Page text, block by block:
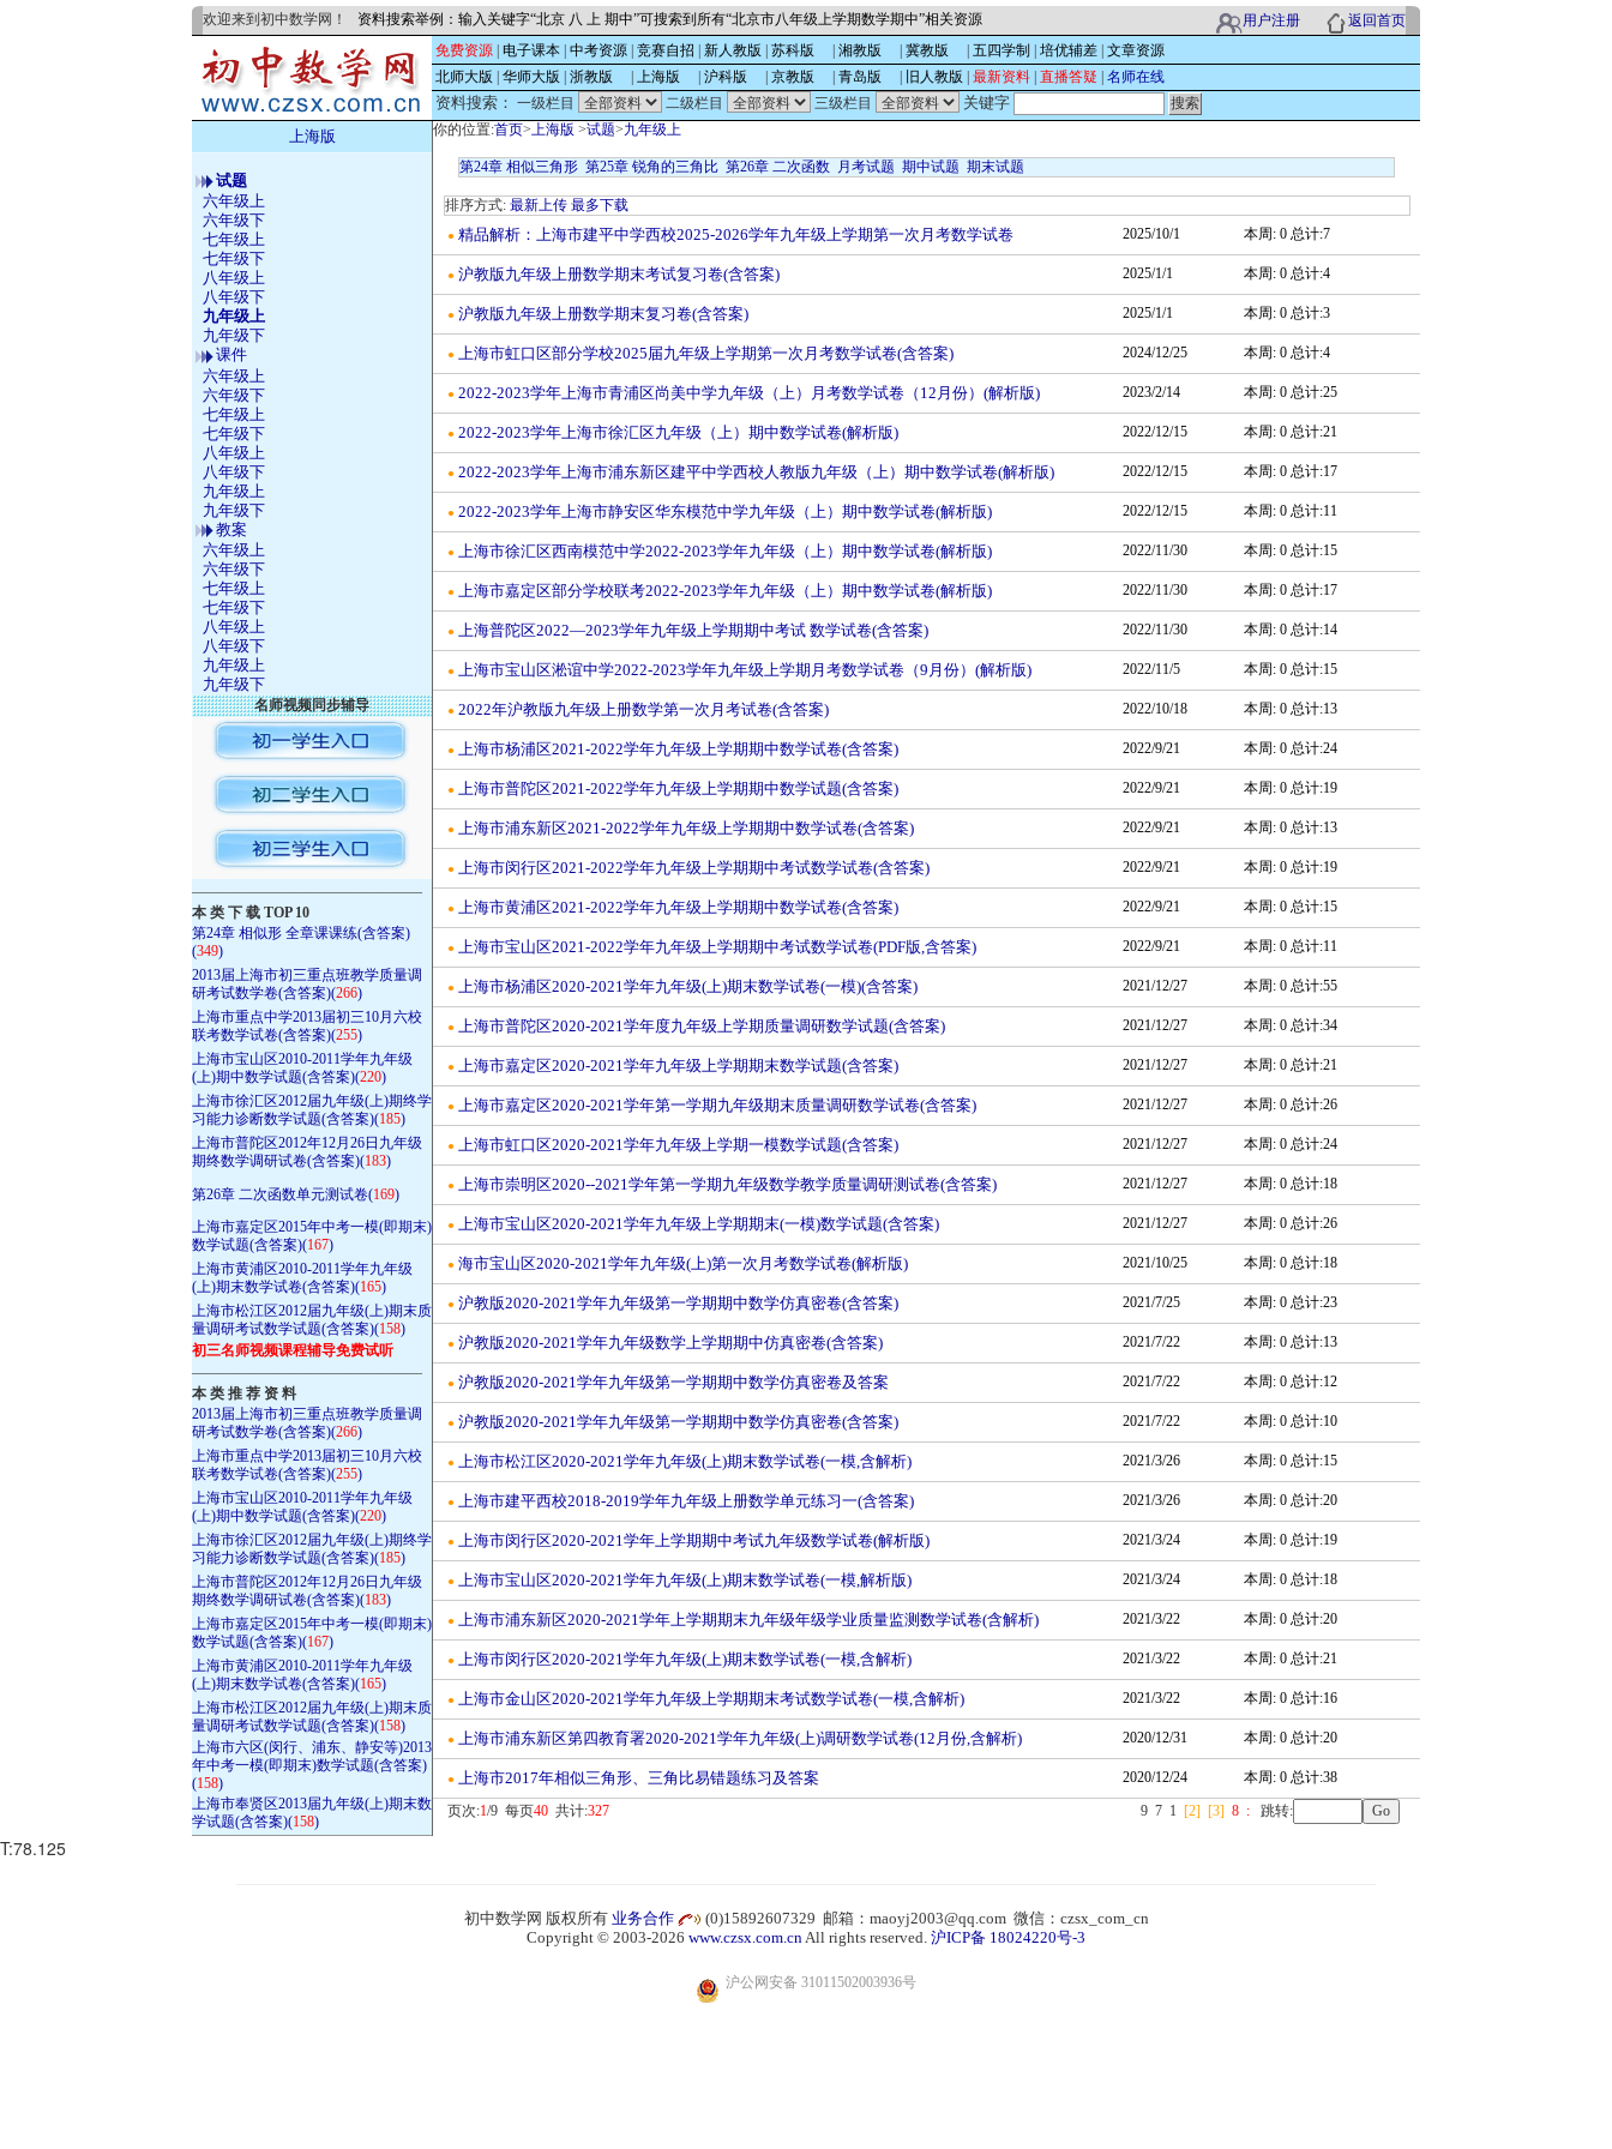
欢迎来到初中数学网！ 资料搜索举例：输入关键字“北京 八 上 期中”可搜索到所有“北京市八年级上学期数学期中”相关资源 用户注册
返回首页
免费资源 电子课本 中考资源 竞赛自招 新人教版 苏科版 湘教版 冀教版 五四学制 培优辅差 文章资源
北师大版
华师大版 浙教版 上海版 沪科版 京教版 青岛版 旧人教版 最新资料 直播答疑 名师在线
资料搜索： 一级栏目 二级栏目 三级栏目
关键字
上海版
试题
六年级上
六年级下
七年级上
七年级下
八年级上
八年级下
九年级上
九年级下
课件
六年级上
六年级下
七年级上
七年级下
八年级上
八年级下
九年级上
九年级下
教案
六年级上
六年级下
七年级上
七年级下
八年级上
八年级下
九年级上
九年级下
名师视频同步辅导
————————————————
本 类 下 载 TOP 10
第24章 相似形 全章课课练(含答案)
(349)
2013届上海市初三重点班教学质量调
研考试数学卷(含答案)(266)
上海市重点中学2013届初三10月六校
联考数学试卷(含答案)(255)
上海市宝山区2010-2011学年九年级
(上)期中数学试题(含答案)(220)
上海市徐汇区2012届九年级(上)期终学
习能力诊断数学试题(含答案)(185)
上海市普陀区2012年12月26日九年级
期终数学调研试卷(含答案)(183)
第26章 二次函数单元测试卷(169)
上海市嘉定区2015年中考一模(即期末)
数学试题(含答案)(167)
上海市黄浦区2010-2011学年九年级
(上)期末数学试卷(含答案)(165)
上海市松江区2012届九年级(上)期末质
量调研考试数学试题(含答案)(158)
初三名师视频课程辅导免费试听
————————————————
本 类 推 荐 资 料
2013届上海市初三重点班教学质量调
研考试数学卷(含答案)(266)
上海市重点中学2013届初三10月六校
联考数学试卷(含答案)(255)
上海市宝山区2010-2011学年九年级
(上)期中数学试题(含答案)(220)
上海市徐汇区2012届九年级(上)期终学
习能力诊断数学试题(含答案)(185)
上海市普陀区2012年12月26日九年级
期终数学调研试卷(含答案)(183)
上海市嘉定区2015年中考一模(即期末)
数学试题(含答案)(167)
上海市黄浦区2010-2011学年九年级
(上)期末数学试卷(含答案)(165)
上海市松江区2012届九年级(上)期末质
量调研考试数学试题(含答案)(158)
上海市六区(闵行、浦东、静安等)2013
年中考一模(即期末)数学试题(含答案)
(158)
上海市奉贤区2013届九年级(上)期末数
学试题(含答案)(158)
你的位置:首页>上海版 >试题>九年级上
第24章 相似三角形 第25章 锐角的三角比 第26章 二次函数 月考试题 期中试题 期末试题
排序方式: 最新上传 最多下载
● 精品解析：上海市建平中学西校2025-2026学年九年级上学期第一次月考数学试卷 2025/10/1 本周: 0 总计:7
● 沪教版九年级上册数学期末考试复习卷(含答案) 2025/1/1 本周: 0 总计:4
● 沪教版九年级上册数学期末复习卷(含答案) 2025/1/1 本周: 0 总计:3
● 上海市虹口区部分学校2025届九年级上学期第一次月考数学试卷(含答案) 2024/12/25 本周: 0 总计:4
● 2022-2023学年上海市青浦区尚美中学九年级（上）月考数学试卷（12月份）(解析版) 2023/2/14 本周: 0 总计:25
● 2022-2023学年上海市徐汇区九年级（上）期中数学试卷(解析版) 2022/12/15 本周: 0 总计:21
● 2022-2023学年上海市浦东新区建平中学西校人教版九年级（上）期中数学试卷(解析版) 2022/12/15 本周: 0 总计:17
● 2022-2023学年上海市静安区华东模范中学九年级（上）期中数学试卷(解析版) 2022/12/15 本周: 0 总计:11
● 上海市徐汇区西南模范中学2022-2023学年九年级（上）期中数学试卷(解析版) 2022/11/30 本周: 0 总计:15
● 上海市嘉定区部分学校联考2022-2023学年九年级（上）期中数学试卷(解析版) 2022/11/30 本周: 0 总计:17
● 上海普陀区2022—2023学年九年级上学期期中考试 数学试卷(含答案) 2022/11/30 本周: 0 总计:14
● 上海市宝山区淞谊中学2022-2023学年九年级上学期月考数学试卷（9月份）(解析版) 2022/11/5 本周: 0 总计:15
● 2022年沪教版九年级上册数学第一次月考试卷(含答案) 2022/10/18 本周: 0 总计:13
● 上海市杨浦区2021-2022学年九年级上学期期中数学试卷(含答案) 2022/9/21 本周: 0 总计:24
● 上海市普陀区2021-2022学年九年级上学期期中数学试题(含答案) 2022/9/21 本周: 0 总计:19
● 上海市浦东新区2021-2022学年九年级上学期期中数学试卷(含答案) 2022/9/21 本周: 0 总计:13
● 上海市闵行区2021-2022学年九年级上学期期中考试数学试卷(含答案) 2022/9/21 本周: 0 总计:19
● 上海市黄浦区2021-2022学年九年级上学期期中数学试卷(含答案) 2022/9/21 本周: 0 总计:15
● 上海市宝山区2021-2022学年九年级上学期期中考试数学试卷(PDF版,含答案) 2022/9/21 本周: 0 总计:11
● 上海市杨浦区2020-2021学年九年级(上)期末数学试卷(一模)(含答案) 2021/12/27 本周: 0 总计:55
● 上海市普陀区2020-2021学年度九年级上学期质量调研数学试题(含答案) 2021/12/27 本周: 0 总计:34
● 上海市嘉定区2020-2021学年九年级上学期期末数学试题(含答案) 2021/12/27 本周: 0 总计:21
● 上海市嘉定区2020-2021学年第一学期九年级期末质量调研数学试卷(含答案) 2021/12/27 本周: 0 总计:26
● 上海市虹口区2020-2021学年九年级上学期一模数学试题(含答案) 2021/12/27 本周: 0 总计:24
● 上海市崇明区2020--2021学年第一学期九年级数学教学质量调研测试卷(含答案) 2021/12/27 本周: 0 总计:18
● 上海市宝山区2020-2021学年九年级上学期期末(一模)数学试题(含答案) 2021/12/27 本周: 0 总计:26
● 海市宝山区2020-2021学年九年级(上)第一次月考数学试卷(解析版) 2021/10/25 本周: 0 总计:18
● 沪教版2020-2021学年九年级第一学期期中数学仿真密卷(含答案) 2021/7/25 本周: 0 总计:23
● 沪教版2020-2021学年九年级数学上学期期中仿真密卷(含答案) 2021/7/22 本周: 0 总计:13
● 沪教版2020-2021学年九年级第一学期期中数学仿真密卷及答案 2021/7/22 本周: 0 总计:12
● 沪教版2020-2021学年九年级第一学期期中数学仿真密卷(含答案) 2021/7/22 本周: 0 总计:10
● 上海市松江区2020-2021学年九年级(上)期末数学试卷(一模,含解析) 2021/3/26 本周: 0 总计:15
● 上海市建平西校2018-2019学年九年级上册数学单元练习一(含答案) 2021/3/26 本周: 0 总计:20
● 上海市闵行区2020-2021学年上学期期中考试九年级数学试卷(解析版) 2021/3/24 本周: 0 总计:19
● 上海市宝山区2020-2021学年九年级(上)期末数学试卷(一模,解析版) 2021/3/24 本周: 0 总计:18
● 上海市浦东新区2020-2021学年上学期期末九年级年级学业质量监测数学试卷(含解析) 2021/3/22 本周: 0 总计:20
● 上海市闵行区2020-2021学年九年级(上)期末数学试卷(一模,含解析) 2021/3/22 本周: 0 总计:21
● 上海市金山区2020-2021学年九年级上学期期末考试数学试卷(一模,含解析) 2021/3/22 本周: 0 总计:16
● 上海市浦东新区第四教育署2020-2021学年九年级(上)调研数学试卷(12月份,含解析) 2020/12/31 本周: 0 总计:20
● 上海市2017年相似三角形、三角比易错题练习及答案 2020/12/24
本周: 0 总计:38
页次:1/9 每页40 共计:327 9 7 1 [2] [3] 8 : 跳转:
T:78.125
初中数学网 版权所有 业务合作
(0)15892607329 邮箱：maoyj2003@qq.com 微信：czsx_com_cn
Copyright © 2003-2026 www.czsx.com.cnAll rights reserved. 沪ICP备 18024220号-3
沪公网安备 31011502003936号